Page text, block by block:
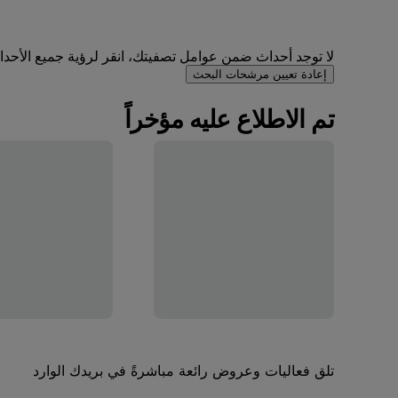
لا توجد أحداث ضمن عوامل تصفيتك، انقر لرؤية جميع
إعادة تعيين مرشحات البحث
تم الاطلاع عليه مؤخراً
تلق فعاليات وعروض رائعة مباشرةً في بريدك الوارد